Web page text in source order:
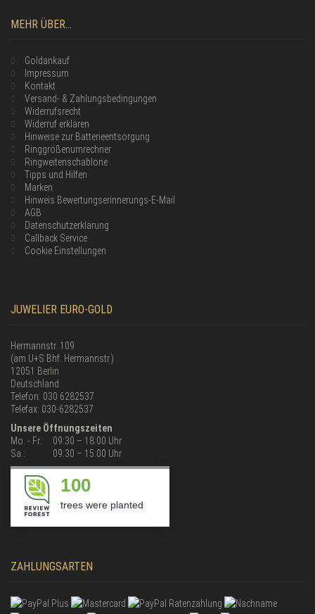
MEHR ÜBER...
Goldankauf
Impressum
Kontakt
Versand- & Zahlungsbedingungen
Widerrufsrecht
Widerruf erklären
Hinweise zur Batterieentsorgung
Ringgrößenumrechner
Ringweitenschablone
Tipps und Hilfen
Marken
Hinweis Bewertungserinnerungs-E-Mail
AGB
Datenschutzerklärung
Callback Service
Cookie Einstellungen
JUWELIER EURO-GOLD
Hermannstr. 109
(am U+S Bhf. Hermannstr.)
12051 Berlin
Deutschland
Telefon: 030 6282537
Telefax: 030-6282537
Unsere Öffnungszeiten
Mo. - Fr.:
09:30 – 18:00 Uhr
Sa.:
09:30 – 15:00 Uhr
100
trees were planted
ZAHLUNGSARTEN